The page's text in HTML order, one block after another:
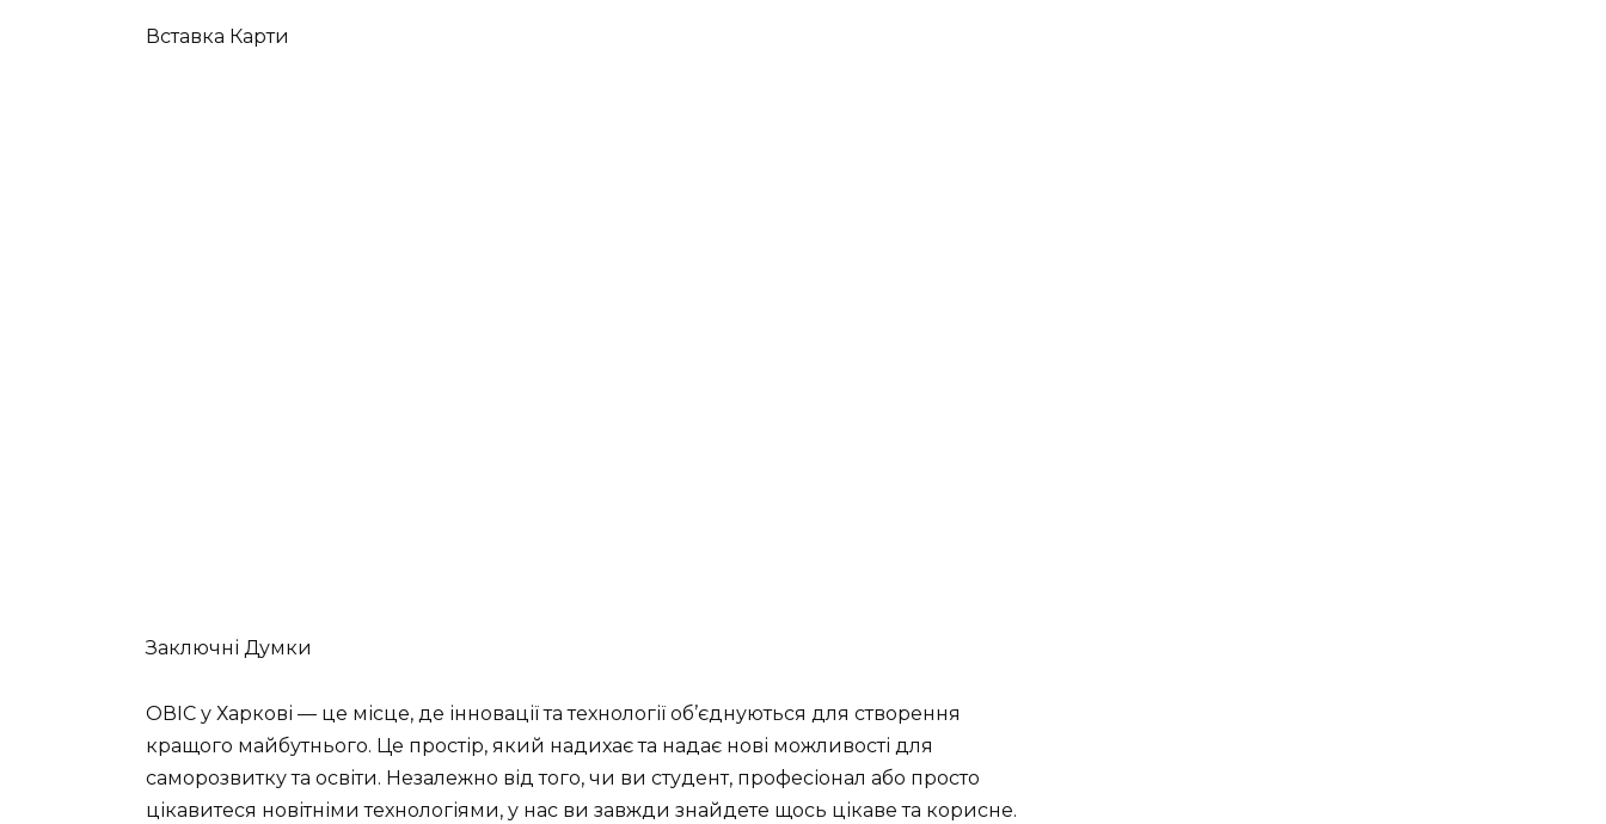
Вставка Карти
Заключні Думки
ОВІС у Харкові — це місце, де інновації та технології об’єднуються для створення
кращого майбутнього. Це простір, який надихає та надає нові можливості для
саморозвитку та освіти. Незалежно від того, чи ви студент, професіонал або просто
цікавитеся новітніми технологіями, у нас ви завжди знайдете щось цікаве та корисне.